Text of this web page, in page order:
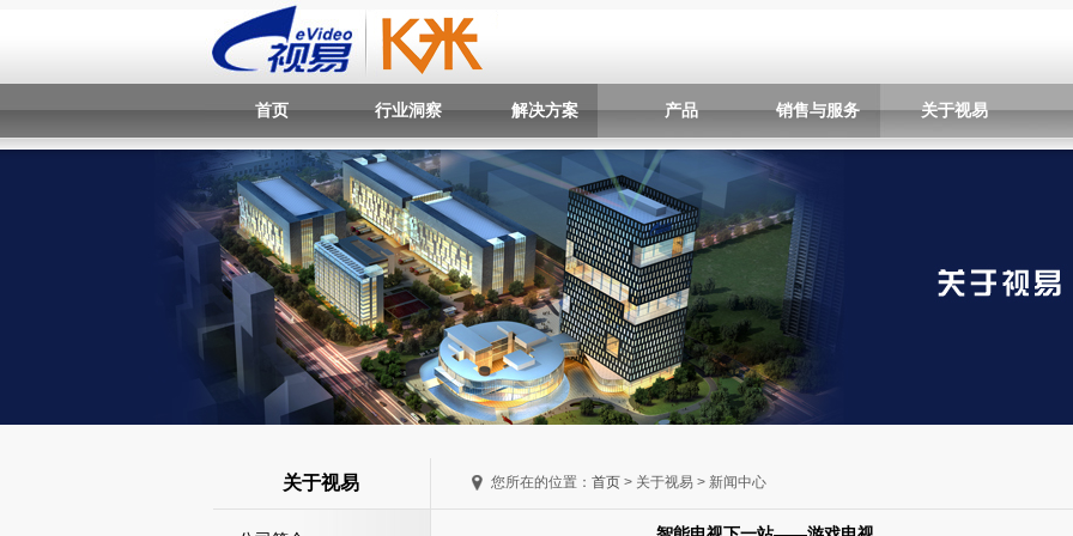
首页 行业洞察 解决方案 产品 销售与服务 关于视易
关于视易 您所在的位置： 首页> 关于视易 > 新闻中心